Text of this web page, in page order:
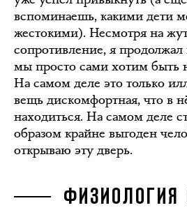
вспоминаешь, какими дети
жестокими). Несмотря на
сопротивление, я продолжал
мы просто сами хотим быть
На самом деле это только
вещь дискомфортная, что в
находиться. На самом деле
образом крайне выгоден
открываю эту дверь.
ФИЗИОЛОГИЯ